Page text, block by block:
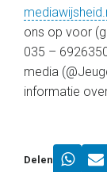
ons op voor
035 –
media
informatie
Delen